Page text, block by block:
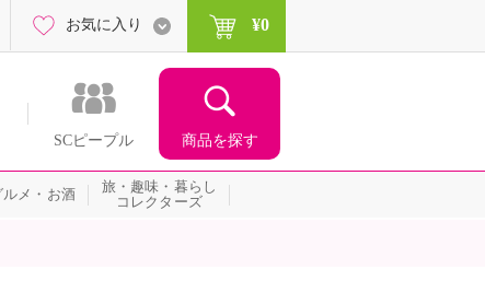
SCピープル 商品を探す
お気に入り ¥0
ルメ・お酒
旅・趣味・暮らし
コレクターズ